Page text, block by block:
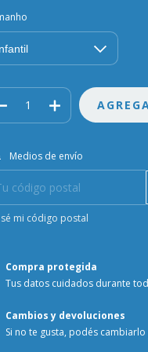
para el CP:
Medios de envío
mi código postal
Compra protegida
Tus datos cuidados durante
Cambios y devoluciones
Si no te gusta, podés